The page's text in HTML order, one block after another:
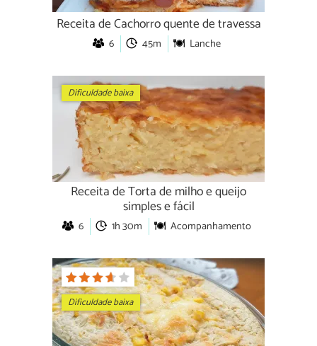
Receita de Cachorro quente de travessa
6 45m Lanche
Dificuldade baixa
Receita de Torta de milho e queijo
simples e fácil
6 1h 30m Acompanhamento
Dificuldade baixa